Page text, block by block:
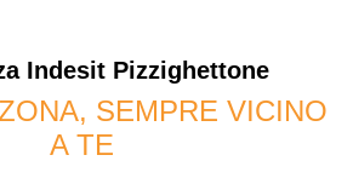
Indesit Pizzighettone
SEMPRE VICINO
A TE